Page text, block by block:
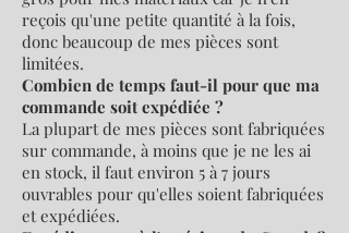
reçois qu'une petite quantité à la fois,
donc beaucoup de mes pièces sont
limitées.
Combien de temps faut-il pour que ma
commande soit expédiée ?
La plupart de mes pièces sont fabriquées
sur commande, à moins que je ne les ai
en stock, il faut environ 5 à 7 jours
ouvrables pour qu'elles soient fabriquées
et expédiées.